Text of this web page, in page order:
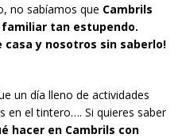
no sabíamos que Cambrils
tan estupendo.
casa y nosotros sin saberlo!
un día lleno de actividades
en el tintero…. Si quieres saber
hacer en Cambrils con